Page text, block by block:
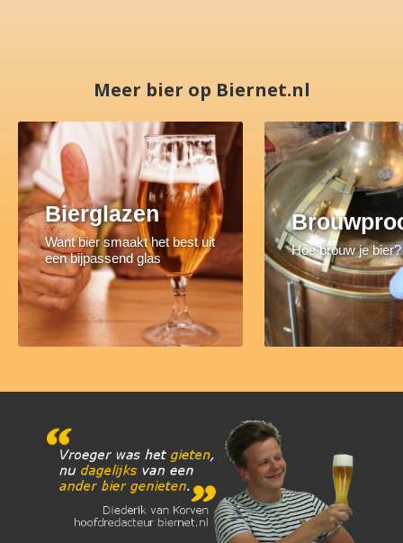
Meer bier op Biernet.nl
Bierglazen
Want bier smaakt het best uit
een bijpassend glas
Hoe brouw je bier?